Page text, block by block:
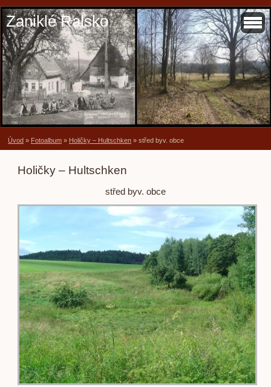
Zaniklé Ralsko
Úvod » Fotoalbum » Holičky – Hultschken » střed byv. obce
Holičky – Hultschken
střed byv. obce